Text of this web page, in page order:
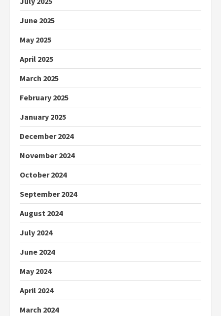
June 2025
May 2025
April 2025
March 2025
February 2025
January 2025
December 2024
November 2024
October 2024
September 2024
August 2024
July 2024
June 2024
May 2024
April 2024
March 2024